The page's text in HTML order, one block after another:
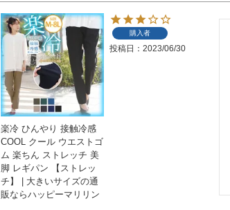
楽冷 ひんやり 接触冷感
COOL クール ウエストゴ
ム 楽ちん ストレッチ 美
脚 レギパン 【ストレッ
チ】 | 大きいサイズの通
販ならハッピーマリリン
購入者
投稿日 2023/06/30